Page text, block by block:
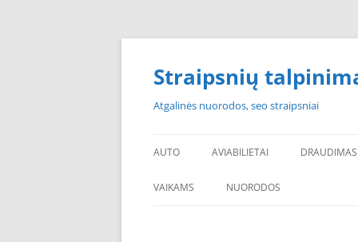
Skip
Straipsnių
Atgalinės nuorodos, seo straipsniai
AUTO AVIABILIETAI DRAUDIMAS
VAIKAMS NUORODOS